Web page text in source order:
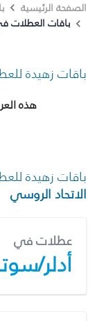
الصفحة الرئيسية
باقات العطلات
باقات زهيدة
هذه
باقات زهيدة
الاتحاد الروسي
عطلات في
أدلر/